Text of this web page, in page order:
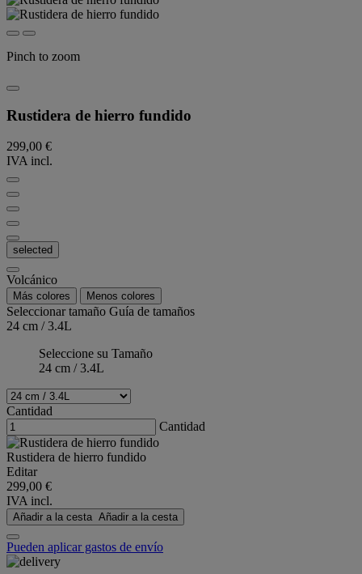
Pinch to zoom
Rustidera de hierro fundido
299,00 €
IVA incl.
selected
Volcánico
Más colores Menos colores
Seleccionar tamaño Guía de tamaños
24 cm / 3.4L
Seleccione su Tamaño
24 cm / 3.4L
Cantidad
Cantidad
Rustidera de hierro fundido
Editar
299,00 €
IVA incl.
Añadir a la cesta Añadir a la cesta
Pueden aplicar gastos de envío